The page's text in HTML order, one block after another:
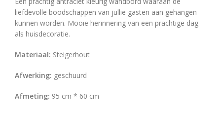
liefdevolle boodschappen van jullie gasten aan gehangen
kunnen worden. Mooie herinnering van een prachtige dag
als huisdecoratie.
Materiaal: Steigerhout
Afwerking: geschuurd
Afmeting: 95 cm * 60 cm